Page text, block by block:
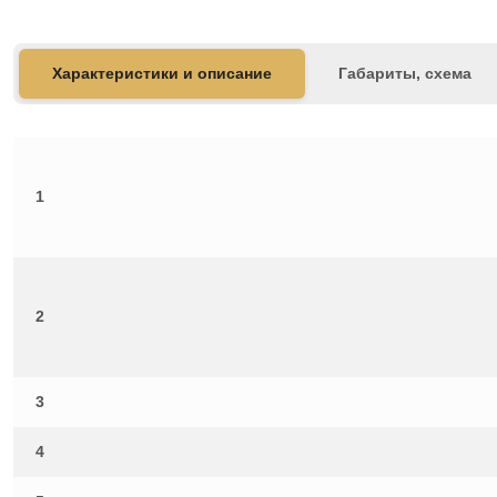
Характеристики и описание Габариты, схема
1
2
3
4